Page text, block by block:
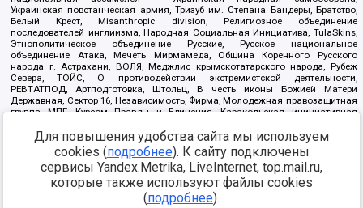
Украинская повстанческая армия, Тризуб им. Степана Бандеры, Братство,
Белый Крест, Misanthropic division, Религиозное объединение
последователей инглиизма, Народная Социальная Инициатива, TulaSkins,
Этнополитическое объединение Русские, Русское национальное
объединение Атака, Мечеть Мирмамеда, Община Коренного Русского
народа г. Астрахани, ВОЛЯ, Меджлис крымскотатарского народа, Рубеж
Севера, ТОЙС, О противодействии экстремистской деятельности,
РЕВТАТПОД, Артподготовка, Штольц, В честь иконы Божией Матери
Державная, Сектор 16, Независимость, Фирма, Молодежная правозащитная
группа МПГ, Курсом Правды и Единения, Каракольская инициативная
Благотворительный пансионат Ак Умут, Русская республика Русь,
Арестантское уголовное единство, Башкорт, Нация и свобода, W.H.С., Фалунь
Дафа, Иртыш Ultras, Русский Патриотический клуб-Новокузнецк/РПК,
Сибирский державный союз, Фонд борьбы с коррупцией, Фонд защиты прав
граждан, Штабы Навального, Совет граждан СССР Прикубанского округа г.
Для повышения удобства сайта мы используем
cookies (подробнее). К сайту подключены
сервисы Yandex.Metrika, LiveInternet, top.mail.ru,
которые также используют файлы cookies
(подробнее).